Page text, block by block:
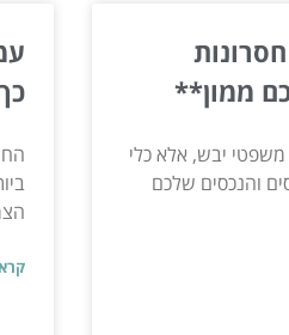
חסרונות
ממון**
יבש, אלא כלי
והנכסים שלכם